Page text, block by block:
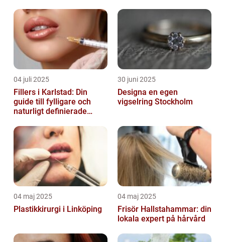
04 juli 2025
Fillers i Karlstad: Din
guide till fylligare och
naturligt definierade
30 juni 2025
Designa en egen
vigselring Stockholm
04 maj 2025
Plastikkirurgi i Linköping
04 maj 2025
Frisör Hallstahammar: din
lokala expert på hårvård